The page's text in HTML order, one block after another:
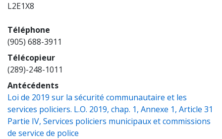
L2E1X8
Téléphone
(905) 688-3911
Télécopieur
(289)-248-1011
Antécédents
Loi de 2019 sur la sécurité communautaire et les
services policiers. L.O. 2019, chap. 1, Annexe 1, Article 31
Partie IV, Services policiers municipaux et commissions
de service de police